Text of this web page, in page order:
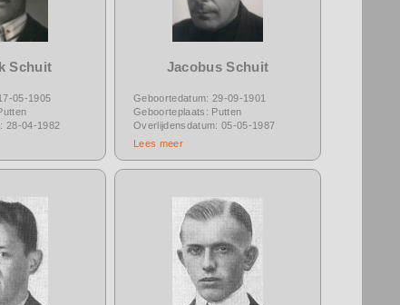
Schuit
05-1905
28-04-1982
Jacobus Schuit
Geboortedatum: 29-09-1901
Geboorteplaats: Putten
Overlijdensdatum: 05-05-1987
Lees meer